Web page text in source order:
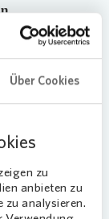
Über Cookies
zu
anbieten zu
zu analysieren.
47, in